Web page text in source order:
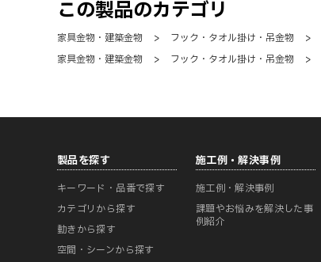
この製品のカテゴリ
家具金物・建築金物 > フック・タオル掛け・吊金物 >
家具金物・建築金物
> フック・タオル掛け・吊金物 >
製品を探す
キーワード・品番で探す
カテゴリから探す
動きから探す
空間・シーンから探す
施工例・解決事例
施工例・解決事例
課題やお悩みを解決した事
例紹介